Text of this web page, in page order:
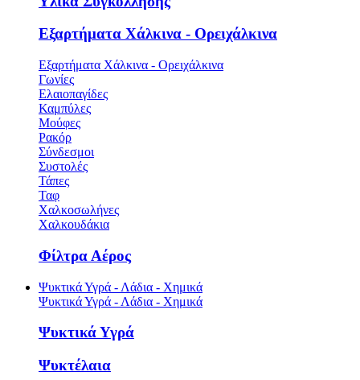
Εξαρτήματα Χάλκινα - Ορειχάλκινα
Εξαρτήματα Χάλκινα - Ορειχάλκινα
Γωνίες
Ελαιοπαγίδες
Καμπύλες
Μούφες
Ρακόρ
Σύνδεσμοι
Συστολές
Τάπες
Ταφ
Χαλκοσωλήνες
Χαλκουδάκια
Φίλτρα Αέρος
Ψυκτικά Υγρά - Λάδια - Χημικά
Ψυκτικά Υγρά - Λάδια - Χημικά
Ψυκτικά Υγρά
Ψυκτέλαια